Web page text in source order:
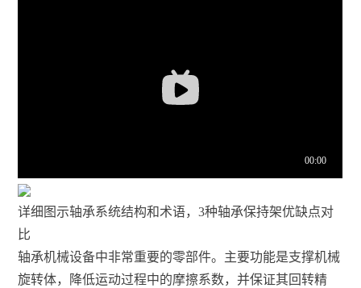
详细图示轴承系统结构和术语，3种轴承保持架优缺点对
比
轴承机械设备中非常重要的零部件。主要功能是支撑机械
旋转体，降低运动过程中的摩擦系数，并保证其回转精